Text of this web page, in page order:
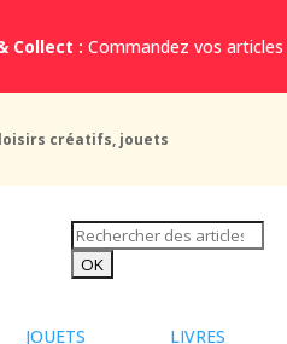
Collect : Commandez vos
créatifs, jouets
JOUETS LIVRES